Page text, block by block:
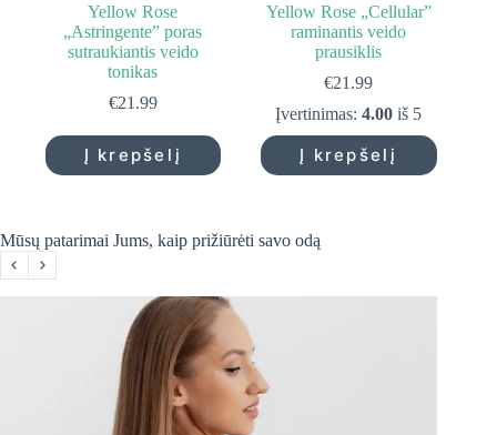
Yellow Rose
„Astringente” poras
sutraukiantis veido
tonikas
€21.99
Į krepšelį
Yellow Rose „Cellular”
raminantis veido
prausiklis
€21.99
Įvertinimas:4.00 iš 5
Į krepšelį
Mūsų patarimai Jums, kaip prižiūrėti savo odą